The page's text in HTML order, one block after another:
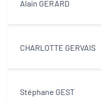
Alain GERARD
CHARLOTTE GERVAIS
Stéphane GEST